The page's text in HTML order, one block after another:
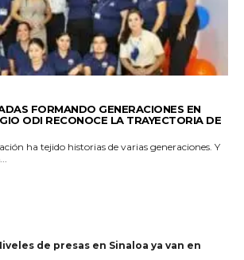
FORMANDO GENERACIONES EN
ODI RECONOCE LA TRAYECTORIA DE
ha tejido historias de varias generaciones. Y